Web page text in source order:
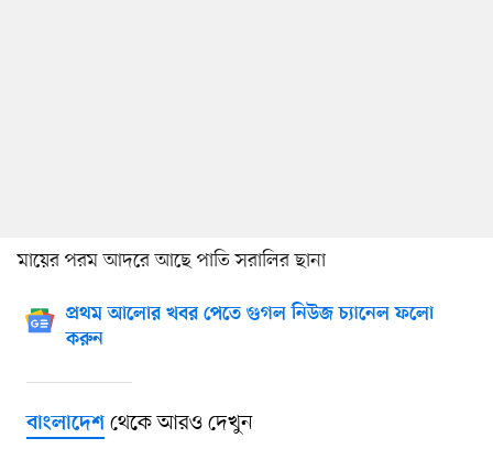
মায়ের পরম আদরে আছে পাতি সরালির ছানা
প্রথম আলোর খবর পেতে গুগল নিউজ চ্যানেল ফলো
করুন
বাংলাদেশথেকে আরও দেখুন